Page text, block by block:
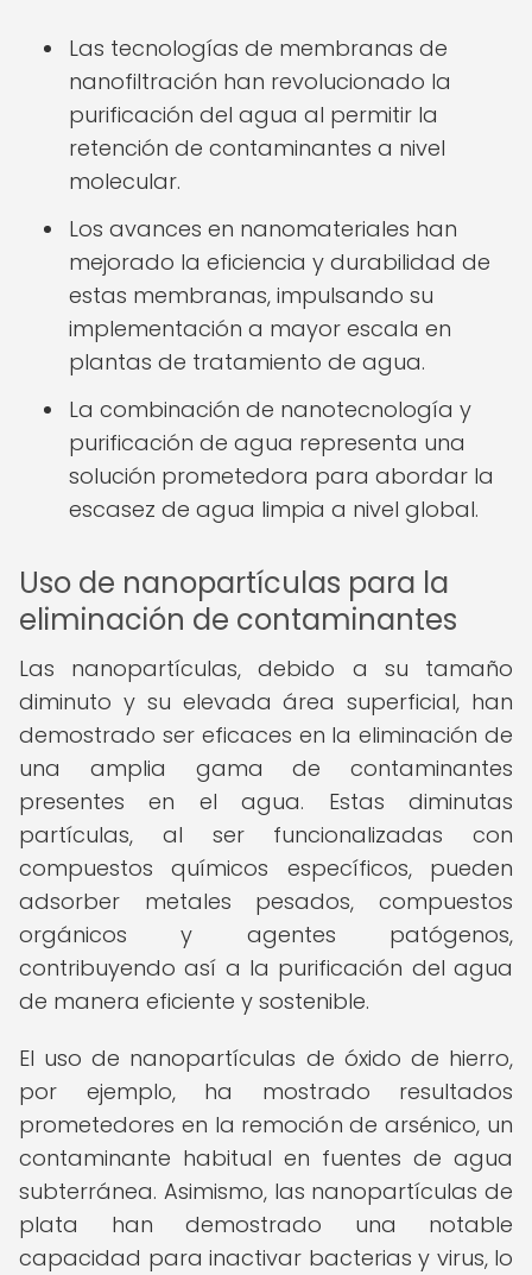
Las tecnologías de membranas de
nanofiltración han revolucionado la
purificación del agua al permitir la
retención de contaminantes a nivel
molecular.
Los avances en nanomateriales han
mejorado la eficiencia y durabilidad de
estas membranas, impulsando su
implementación a mayor escala en
plantas de tratamiento de agua.
La combinación de nanotecnología y
purificación de agua representa una
solución prometedora para abordar la
escasez de agua limpia a nivel global.
Uso de nanopartículas para la
eliminación de contaminantes
Las nanopartículas, debido a su tamaño
diminuto y su elevada área superficial, han
demostrado ser eficaces en la eliminación de
una amplia gama de contaminantes
presentes en el agua. Estas diminutas
partículas, al ser funcionalizadas con
compuestos químicos específicos, pueden
adsorber metales pesados, compuestos
orgánicos y agentes patógenos,
contribuyendo así a la purificación del agua
de manera eficiente y sostenible.
El uso de nanopartículas de óxido de hierro,
por ejemplo, ha mostrado resultados
prometedores en la remoción de arsénico, un
contaminante habitual en fuentes de agua
subterránea. Asimismo, las nanopartículas de
plata han demostrado una notable
capacidad para inactivar bacterias y virus, lo